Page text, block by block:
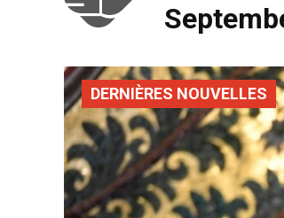
DERNIÈRES NOUVELLES